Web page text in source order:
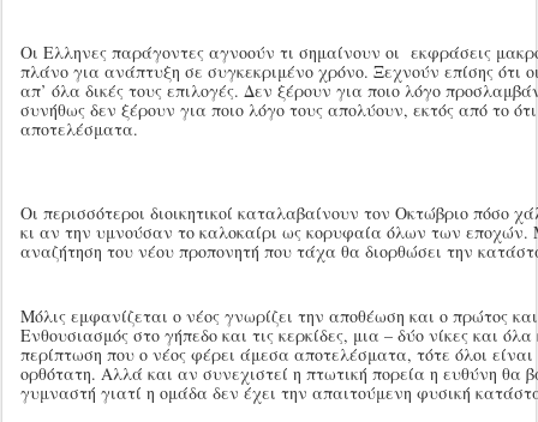
Οι Ελληνες παράγοντες αγνοούν τι σημαίνουν οι εκφράσεις
πλάνο για ανάπτυξη σε συγκεκριμένο χρόνο. Ξεχνούν επίσης ότι
απ’ όλα δικές τους επιλογές. Δεν ξέρουν για ποιο λόγο
συνήθως δεν ξέρουν για ποιο λόγο τους απολύουν, εκτός από το
αποτελέσματα.
Οι περισσότεροι διοικητικοί καταλαβαίνουν τον Οκτώβριο πόσο
κι αν την υμνούσαν το καλοκαίρι ως κορυφαία όλων των εποχών.
αναζήτηση του νέου προπονητή που τάχα θα διορθώσει την
Μόλις εμφανίζεται ο νέος γνωρίζει την αποθέωση και ο πρώτος
Ενθουσιασμός στο γήπεδο και τις κερκίδες, μια – δύο νίκες και
περίπτωση που ο νέος φέρει άμεσα αποτελέσματα, τότε όλοι είναι
ορθότατη. Αλλά και αν συνεχιστεί η πτωτική πορεία η ευθύνη θα
γυμναστή γιατί η ομάδα δεν έχει την απαιτούμενη φυσική